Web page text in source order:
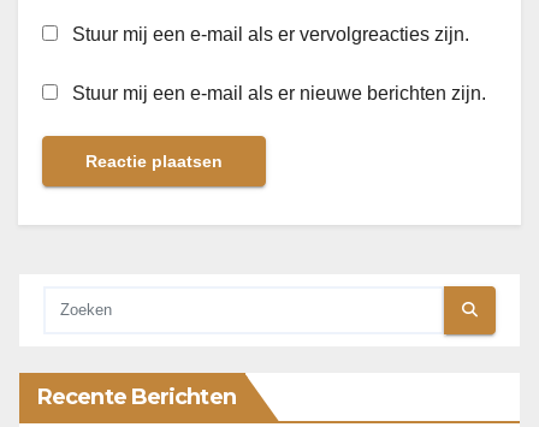
Stuur mij een e-mail als er vervolgreacties zijn.
Stuur mij een e-mail als er nieuwe berichten zijn.
Recente Berichten